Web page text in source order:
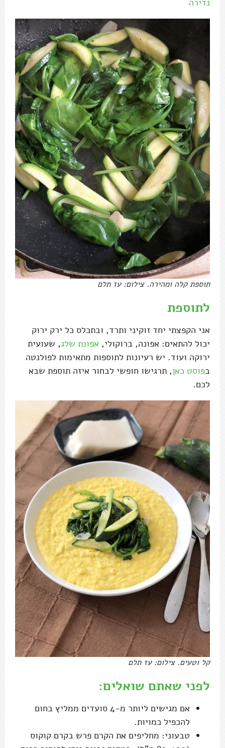
תוספת קלה ומהירה. צילום: עז תלם
לתוספת
אני הקפצתי יחד זוקיני ותרד, ובתכלס כל ירק ירוק
יכול להתאים: אפונה, ברוקולי, אפונת שלג, שעועית
ירוקה ועוד. יש רעיונות לתוספות מתאימות לפולנטה
בפוסט כאן, תרגישו חופשי לבחור איזה תוספת שבא
לכם.
קל וטעים. צילום: עז תלם
לפני שאתם שואלים:
אם מגישים ליותר מ-4 סועדים ממליץ בחום
להכפיל כמויות.
טבעוני: מחליפים את הקרם פרש בקרם קוקוס